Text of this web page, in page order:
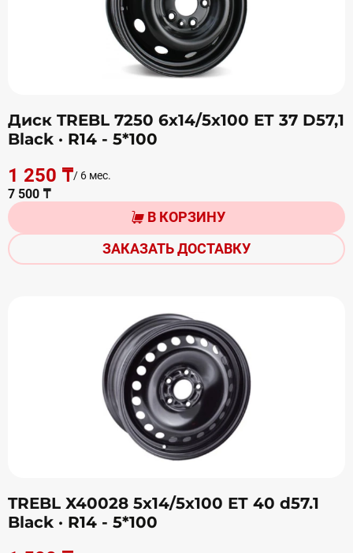
Диск TREBL 7250 6х14/5х100 ЕТ 37 D57,1
Black · R14 - 5*100
1 250 ₸/ 6 мес.
7 500 ₸
В КОРЗИНУ
ЗАКАЗАТЬ ДОСТАВКУ
TREBL Х40028 5х14/5х100 ЕТ 40 d57.1
Black · R14 - 5*100